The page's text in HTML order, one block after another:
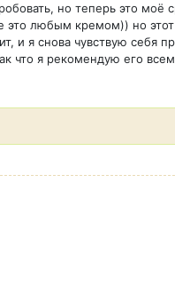
но теперь это
это любым кремом)) но
и я снова чувствую себя
что я рекомендую его